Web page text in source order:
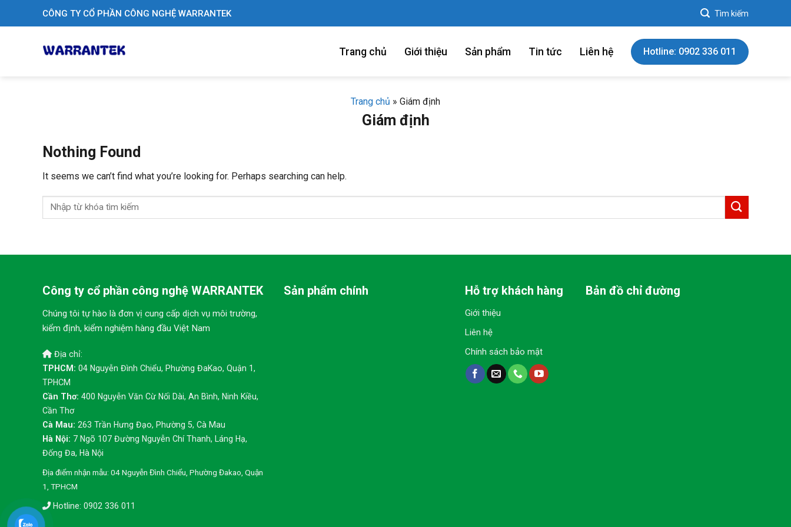
CÔNG TY CỔ PHẦN CÔNG NGHỆ WARRANTEK
Trang chủ Giới thiệu Sản phẩm Tin tức Liên hệ Hotline: 0902 336 011
Trang chủ » Giám định
Giám định
Nothing Found
It seems we can’t find what you’re looking for. Perhaps searching can help.
Công ty cổ phần công nghệ WARRANTEK
Chúng tôi tự hào là đơn vị cung cấp dịch vụ môi trường,
kiểm định, kiểm nghiệm hàng đầu Việt Nam
Địa chỉ:
TPHCM: 04 Nguyễn Đình Chiểu, Phường ĐaKao, Quận 1,
TPHCM
Cần Thơ: 400 Nguyễn Văn Cừ Nối Dài, An Bình, Ninh Kiều,
Cần Thơ
Cà Mau: 263 Trần Hưng Đạo, Phường 5, Cà Mau
Hà Nội: 7 Ngõ 107 Đường Nguyễn Chí Thanh, Láng Hạ,
Đống Đa, Hà Nội
Địa điểm nhận mẫu: 04 Nguyễn Đình Chiểu, Phường Đakao, Quận
1, TPHCM
Hotline: 0902 336 011
Sản phẩm chính Hỗ trợ khách hàng
Giới thiệu
Liên hệ
Chính sách bảo mật
Bản đồ chỉ đường